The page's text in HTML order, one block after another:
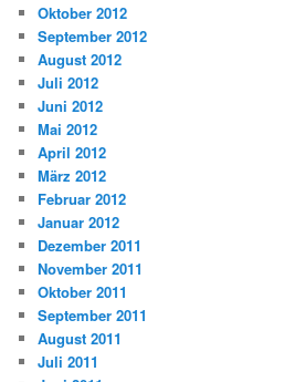
Oktober 2012
September 2012
August 2012
Juli 2012
Juni 2012
Mai 2012
April 2012
März 2012
Februar 2012
Januar 2012
Dezember 2011
November 2011
Oktober 2011
September 2011
August 2011
Juli 2011